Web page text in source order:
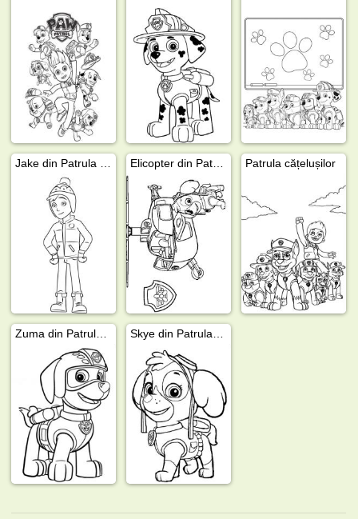
Patrula cățelușilor